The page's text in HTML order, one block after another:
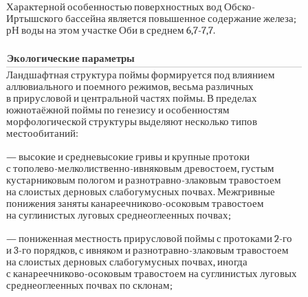
Характерной особенностью поверхностных вод Обско-
Иртышского бассейна является повышенное содержание железа;
рН воды на этом участке Оби в среднем 6,7-7,7.
Экологические параметры
Ландшафтная структура поймы формируется под влиянием
аллювиального и поемного режимов, весьма различных
в прирусловой и центральной частях поймы. В пределах
южнотаёжной поймы по генезису и особенностям
морфологической структуры выделяют несколько типов
местообитаний:
— высокие и средневысокие гривы и крупные протоки
с тополево-мелколиственно-ивняковым древостоем, густым
кустарниковым пологом и разнотравно-злаковым травостоем
на слоистых дерновых слабогумусных почвах. Межгривные
понижения заняты канареечниково-осоковым травостоем
на суглинистых луговых среднеоглеенных почвах;
— пониженная местность прирусловой поймы с протоками2-го
и3-го порядков, с ивняком и разнотравно-злаковым травостоем
на слоистых дерновых слабогумусных почвах, иногда
с канареечниково-осоковым травостоем на суглинистых луговых
среднеоглеенных почвах по склонам;